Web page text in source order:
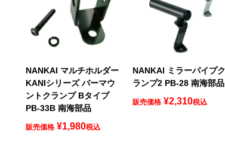
NANKAI マルチホルダー
KANIシリーズ バーマウ
ントクランプ Bタイプ
PB-33B 南海部品
販売価格 ¥1,980税込
NANKAI ミラーパイプク
ランプ2 PB-28 南海部品
販売価格 ¥2,310税込